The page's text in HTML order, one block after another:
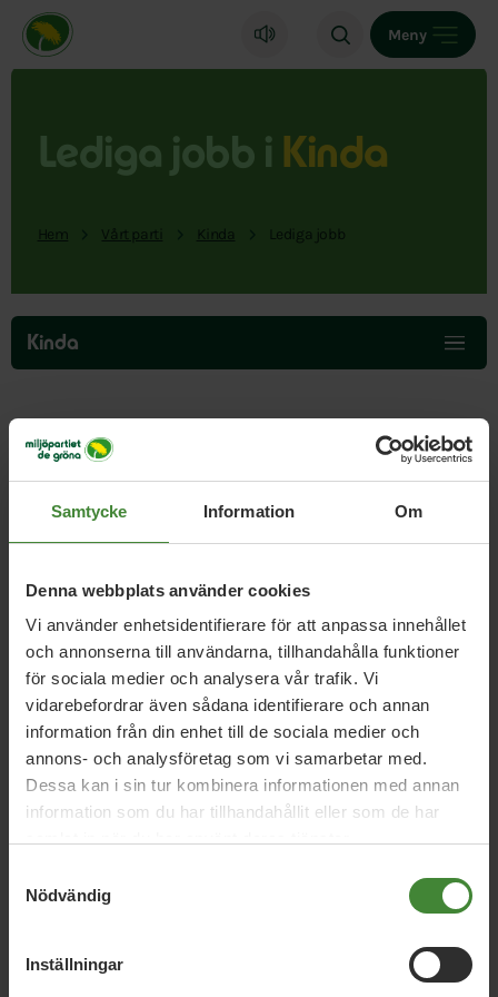
Samtycke Information Om
Denna webbplats använder cookies
Vi använder enhetsidentifierare för att anpassa innehållet
och annonserna till användarna, tillhandahålla funktioner
för sociala medier och analysera vår trafik. Vi
vidarebefordrar även sådana identifierare och annan
information från din enhet till de sociala medier och
annons- och analysföretag som vi samarbetar med.
Dessa kan i sin tur kombinera informationen med annan
information som du har tillhandahållit eller som de har
Nödvändig
Inställningar
Miljöpartiet de gröna, startsida
Meny
Lediga jobb i Kinda
Hem Vårt parti Kinda Lediga jobb
Hoppa
över
menyn
Kinda
Här hittar du lediga jobb i vår del av landet.
Dela denna sida och hjälp oss
attsprida vårt budskap